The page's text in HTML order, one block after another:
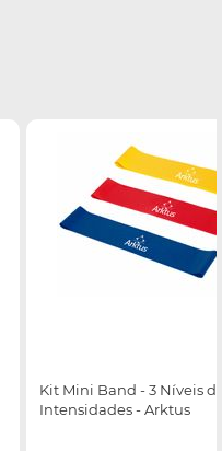
Kit Mini Band - 3 Níveis
Intensidades - Arktus